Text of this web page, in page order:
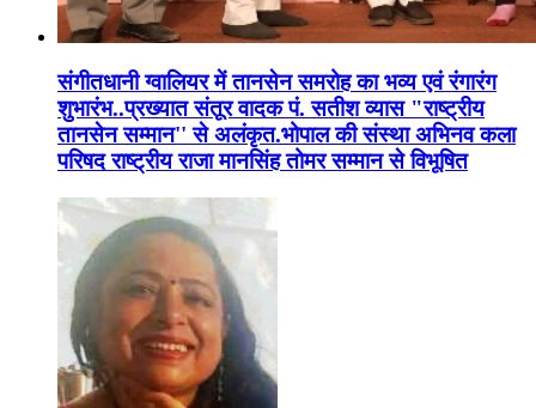
संगीतधानी ग्वालियर में तानसेन समरोह का भव्य एवं रंगारंग
शुभारंभ..प्रख्यात संतूर वादक पं. सतीश व्यास "राष्ट्रीय
तानसेन सम्मान'' से अलंकृत.भोपाल की संस्था अभिनव कला
परिषद राष्ट्रीय राजा मानसिंह तोमर सम्मान से विभूषित